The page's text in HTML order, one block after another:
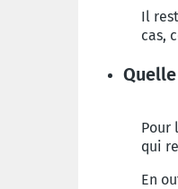
Il
cas,
Pour
qui
En